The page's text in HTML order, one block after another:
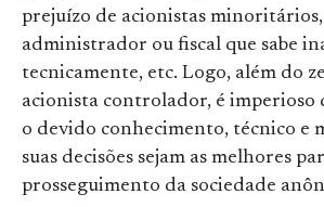
prejuízo de acionistas
administrador ou fiscal que sabe
tecnicamente, etc. Logo, além do
acionista controlador, é imperioso
o devido conhecimento, técnico e
suas decisões sejam as melhores
prosseguimento da sociedade